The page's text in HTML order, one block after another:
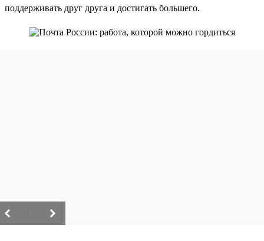
поддерживать друг друга и достигать большего.